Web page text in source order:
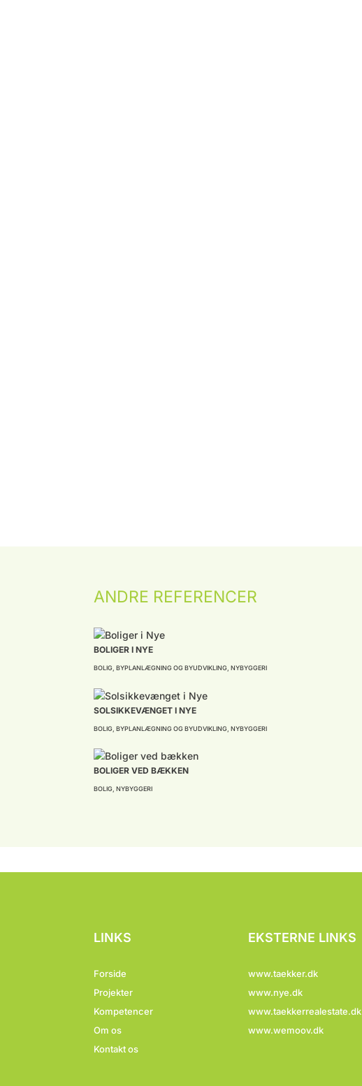
ANDRE REFERENCER
BOLIGER I NYE
BOLIG ,BYPLANLÆGNING OG BYUDVIKLING ,NYBYGGERI
SOLSIKKEVÆNGET I NYE
BOLIG ,BYPLANLÆGNING OG BYUDVIKLING ,NYBYGGERI
BOLIGER VED BÆKKEN
BOLIG ,NYBYGGERI
LINKS
Forside
Projekter
Kompetencer
Om os
Kontakt os
EKSTERNE LINKS
www.taekker.dk
www.nye.dk
www.taekkerrealestate.dk
www.wemoov.dk